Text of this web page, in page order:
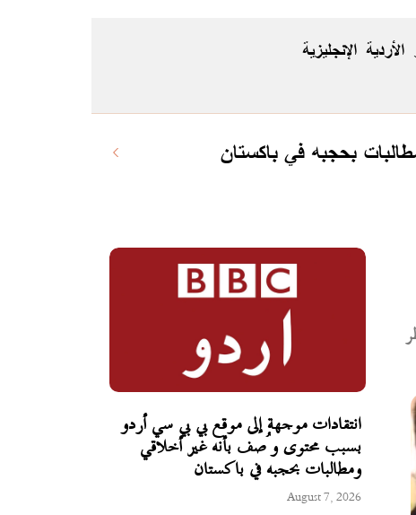
الإنجليزية الأردية
بحجبه في باكستان
انتقادات موجهة إلى موقع بي بي سي أردو
بسبب محتوى وُصف بأنه غير أخلاقي
ومطالبات بحجبه في باكستان
August 7, 2026